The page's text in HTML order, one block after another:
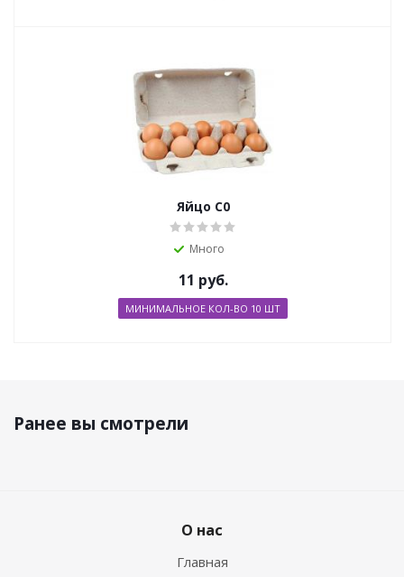
Яйцо С0
Много
11 руб.
МИНИМАЛЬНОЕ КОЛ-ВО 10 ШТ
Ранее вы смотрели
О нас
Главная